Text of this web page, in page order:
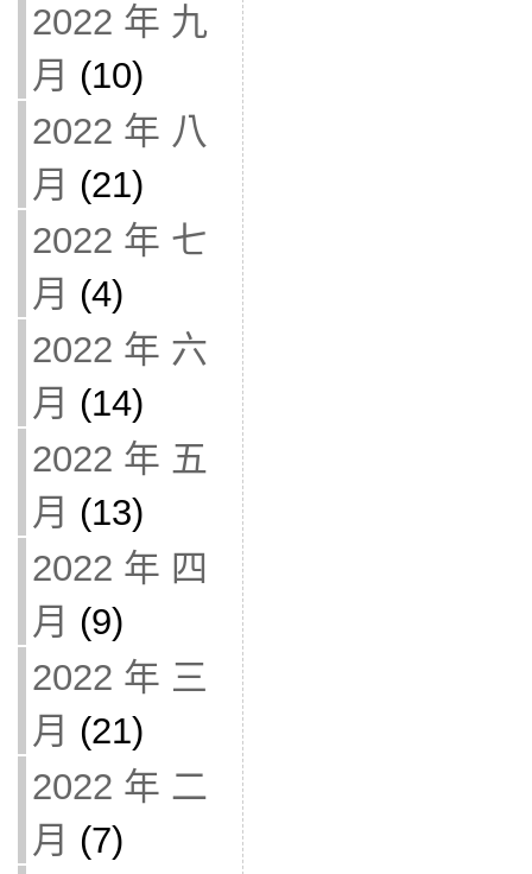
2022 年 九
月 (10)
2022 年 八
月 (21)
2022 年 七
月 (4)
2022 年 六
月 (14)
2022 年 五
月 (13)
2022 年 四
月 (9)
2022 年 三
月 (21)
2022 年 二
月 (7)